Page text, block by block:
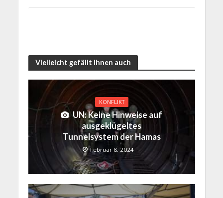
Vielleicht gefällt Ihnen auch
KONFLIKT
UN: Keine Hinweise auf
ausgeklügeltes
Tunnelsystem der Hamas
Februar 8, 2024